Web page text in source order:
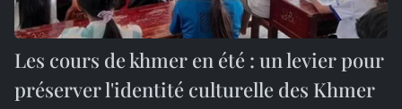
Les cours de khmer en été : un levier pour
préserver l'identité culturelle des Khmer